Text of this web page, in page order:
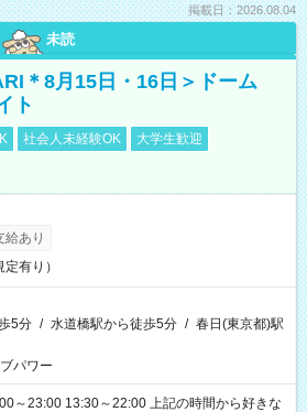
掲載日：2026.08.04
未読
＊8月15日・16日＞ドーム
ト
社会人未経験OK
大学生歓迎
給あり
有り）
5分 / 水道橋駅から徒歩5分 / 春日(東京都)駅
パワー
13:30～22:00 上記の時間から好きな